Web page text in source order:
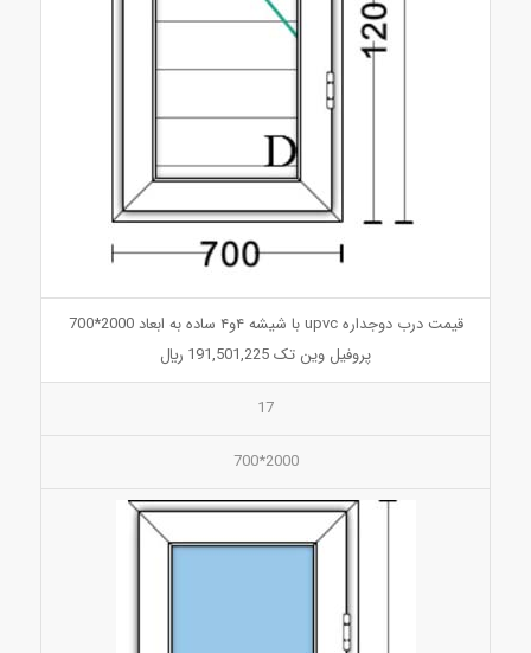
قیمت درب دوجداره upvc با شیشه ۴و۴ ساده به ابعاد 2000*700
پروفیل وین تک 191,501,225 ريال
17
2000*700